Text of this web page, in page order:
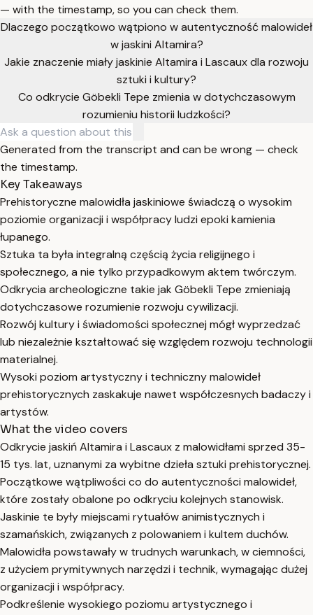
— with the timestamp, so you can check them.
Dlaczego początkowo wątpiono w autentyczność malowideł
w jaskini Altamira?
Jakie znaczenie miały jaskinie Altamira i Lascaux dla rozwoju
sztuki i kultury?
Co odkrycie Göbekli Tepe zmienia w dotychczasowym
rozumieniu historii ludzkości?
Generated from the transcript and can be wrong — check
the timestamp.
Key Takeaways
Prehistoryczne malowidła jaskiniowe świadczą o wysokim
poziomie organizacji i współpracy ludzi epoki kamienia
łupanego.
Sztuka ta była integralną częścią życia religijnego i
społecznego, a nie tylko przypadkowym aktem twórczym.
Odkrycia archeologiczne takie jak Göbekli Tepe zmieniają
dotychczasowe rozumienie rozwoju cywilizacji.
Rozwój kultury i świadomości społecznej mógł wyprzedzać
lub niezależnie kształtować się względem rozwoju technologii
materialnej.
Wysoki poziom artystyczny i techniczny malowideł
prehistorycznych zaskakuje nawet współczesnych badaczy i
artystów.
What the video covers
Odkrycie jaskiń Altamira i Lascaux z malowidłami sprzed 35-
15 tys. lat, uznanymi za wybitne dzieła sztuki prehistorycznej.
Początkowe wątpliwości co do autentyczności malowideł,
które zostały obalone po odkryciu kolejnych stanowisk.
Jaskinie te były miejscami rytuałów animistycznych i
szamańskich, związanych z polowaniem i kultem duchów.
Malowidła powstawały w trudnych warunkach, w ciemności,
z użyciem prymitywnych narzędzi i technik, wymagając dużej
organizacji i współpracy.
Podkreślenie wysokiego poziomu artystycznego i